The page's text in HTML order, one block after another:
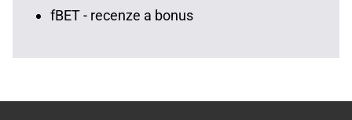
fBET - recenze a bonus